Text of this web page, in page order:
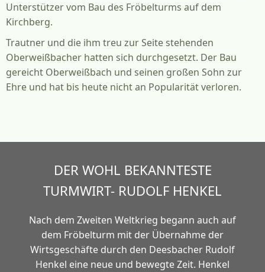
Unterstützer vom Bau des Fröbelturms auf dem
Kirchberg.
Trautner und die ihm treu zur Seite stehenden
Oberweißbacher hatten sich durchgesetzt. Der Bau
gereicht Oberweißbach und seinen großen Sohn zur
Ehre und hat bis heute nicht an Popularität verloren.
DER WOHL BEKANNTESTE
TURMWIRT- RUDOLF HENKEL
Nach dem Zweiten Weltkrieg begann auch auf
dem Fröbelturm mit der Übernahme der
Wirtsgeschäfte durch den Deesbacher Rudolf
Henkel eine neue und bewegte Zeit. Henkel